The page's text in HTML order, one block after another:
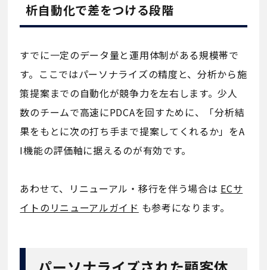
析自動化で差をつける段階
すでに一定のデータ量と運用体制がある規模帯で
す。ここではパーソナライズの精度と、分析から施
策提案までの自動化が競争力を左右します。少人
数のチームで高速にPDCAを回すために、「分析結
果をもとに次の打ち手まで提案してくれるか」をA
I機能の評価軸に据えるのが有効です。
あわせて、リニューアル・移行を伴う場合は ECサ
イトのリニューアルガイド も参考になります。